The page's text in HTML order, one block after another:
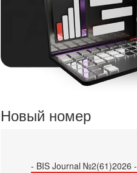
Новый номер
- BIS Journal №2(61)2026 -